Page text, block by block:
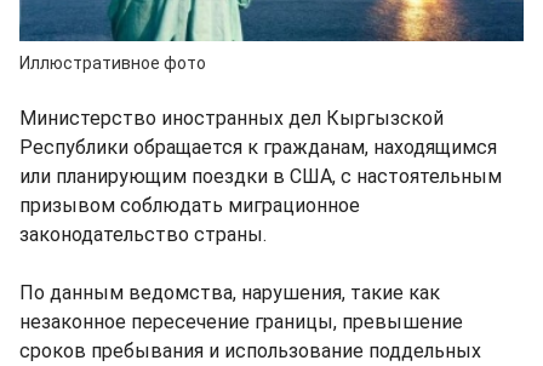
Иллюстративное фото
Министерство иностранных дел Кыргызской
Республики обращается к гражданам, находящимся
или планирующим поездки в США, с настоятельным
призывом соблюдать миграционное
законодательство страны.
По данным ведомства, нарушения, такие как
незаконное пересечение границы, превышение
сроков пребывания и использование поддельных